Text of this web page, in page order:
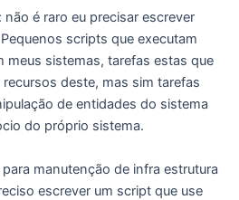
não é raro eu precisar escrever
scripts que executam
meus sistemas, tarefas estas que
deste, mas sim tarefas
de entidades do sistema
do próprio sistema.
manutenção de infra estrutura
escrever um script que use